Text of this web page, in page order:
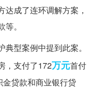
成了连环调解方案，
。
型案例中提到此案。
，支付了172万元首付
贷款和商业银行贷